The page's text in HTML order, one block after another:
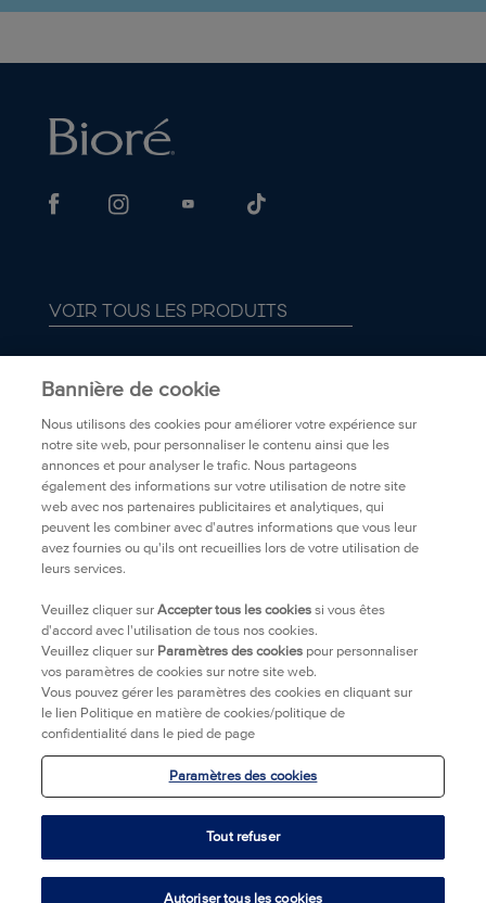
VOIR TOUS LES PRODUITS
FAQ
TRANSPARENCE
POLITIQUE DE CONFIDENTIALITÉ
OÙ ACHETER
NOUS CONTACTER
MENTIONS LEGALES
INFORMATIONS COMMERCIALES
Bannière de cookie
Nous utilisons des cookies pour améliorer votre expérience sur
notre site web, pour personnaliser le contenu ainsi que les
annonces et pour analyser le trafic. Nous partageons
également des informations sur votre utilisation de notre site
web avec nos partenaires publicitaires et analytiques, qui
peuvent les combiner avec d'autres informations que vous leur
avez fournies ou qu'ils ont recueillies lors de votre utilisation de
leurs services.
Veuillez cliquer surAccepter tous les cookies si vous êtes
d'accord avec l'utilisation de tous nos cookies.
Veuillez cliquer sur Paramètres des cookies pour personnaliser
vos paramètres de cookies sur notre site web.
Vous pouvez gérer les paramètres des cookies en cliquant sur
le lien Politique en matière de cookies/politique de
confidentialité dans le pied de page
Paramètres des cookies
Tout refuser
Autoriser tous les cookies